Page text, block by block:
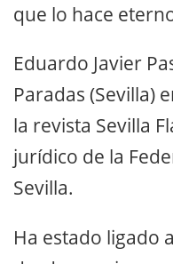
que lo hace
Eduardo Javier
Paradas (Sevilla)
la revista Sevilla
jurídico de la
Sevilla.
Ha estado ligado